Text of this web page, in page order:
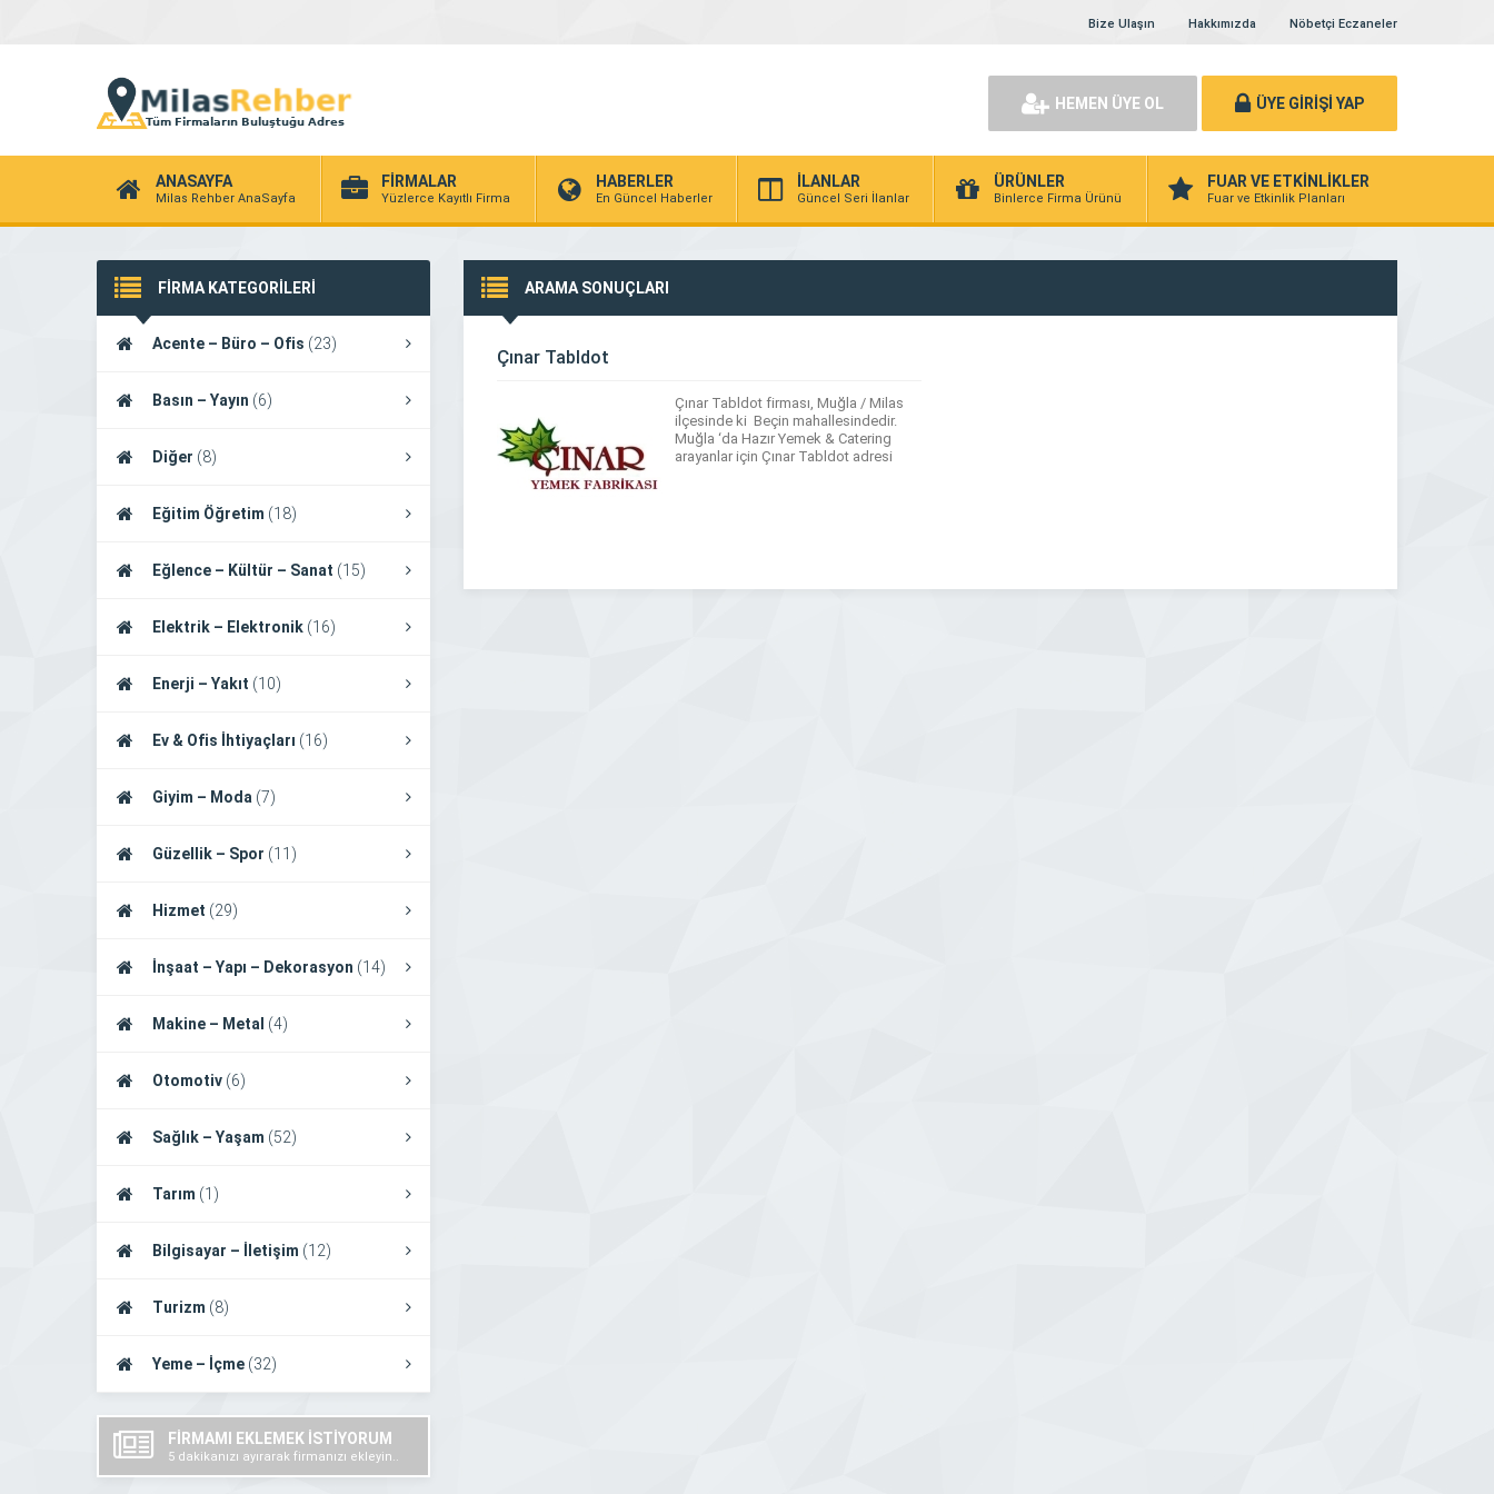
Bize Ulaşın Hakkımızda Nöbetçi Eczaneler
HEMEN ÜYE OL ÜYE GİRİŞİ YAP
ANASAYFA
Milas Rehber AnaSayfa
FİRMALAR
Yüzlerce Kayıtlı Firma
HABERLER
En Güncel Haberler
İLANLAR
Güncel Seri İlanlar
ÜRÜNLER
Binlerce Firma Ürünü
FUAR VE ETKİNLİKLER
Fuar ve Etkinlik Planları
FİRMA KATEGORİLERİ
Acente – Büro – Ofis (23)
Basın – Yayın (6)
Diğer (8)
Eğitim Öğretim (18)
Eğlence – Kültür – Sanat (15)
Elektrik – Elektronik (16)
Enerji – Yakıt (10)
Ev & Ofis İhtiyaçları (16)
Giyim – Moda (7)
Güzellik – Spor (11)
Hizmet (29)
İnşaat – Yapı – Dekorasyon (14)
Makine – Metal (4)
Otomotiv (6)
Sağlık – Yaşam (52)
Tarım (1)
Bilgisayar – İletişim (12)
Turizm (8)
Yeme – İçme (32)
FİRMAMI EKLEMEK İSTİYORUM
5 dakikanızı ayırarak firmanızı ekleyin..
ARAMA SONUÇLARI
Çınar Tabldot
Çınar Tabldot firması, Muğla / Milas
ilçesinde ki Beçin mahallesindedir.
Muğla ‘da Hazır Yemek & Catering
arayanlar için Çınar Tabldot adresi